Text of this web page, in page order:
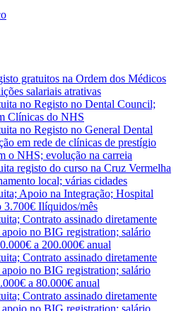
gratuitos na Ordem dos Médicos
salariais atrativas
no Registo no Dental Council;
Clínicas do NHS
no Registo no General Dental
em rede de clínicas de prestígio
o NHS; evolução na carreia
registo do curso na Cruz Vermelha
local; várias cidades
Apoio na Integração; Hospital
3.700€ Ilíquidos/mês
Contrato assinado diretamente
no BIG registration; salário
a 200.000€ anual
Contrato assinado diretamente
no BIG registration; salário
a 80.000€ anual
Contrato assinado diretamente
no BIG registration; salário